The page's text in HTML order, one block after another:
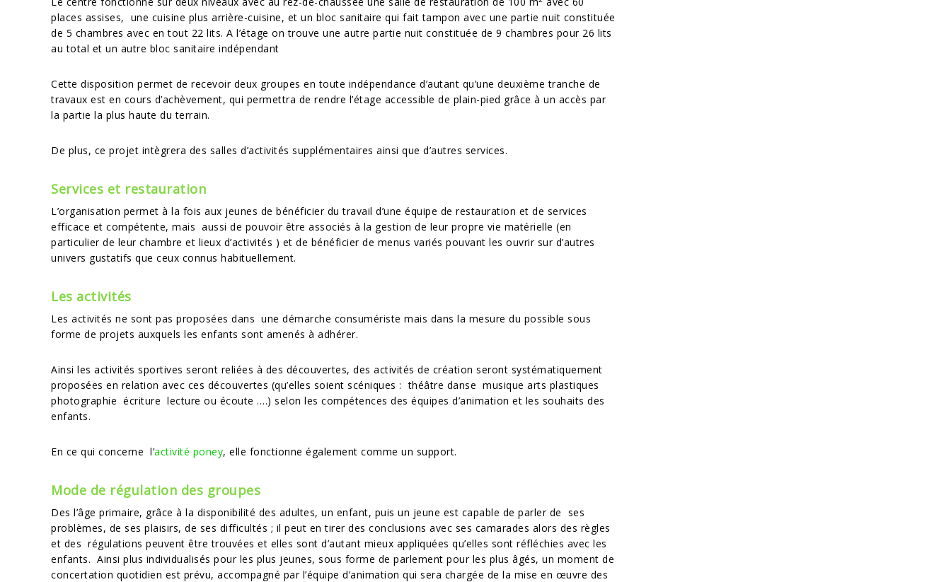
places assises, une cuisine plus arrière-cuisine, et un bloc sanitaire qui fait tampon avec une partie nuit constituée
de 5 chambres avec en tout 22 lits. A l’étage on trouve une autre partie nuit constituée de 9 chambres pour 26 lits
au total et un autre bloc sanitaire indépendant
Cette disposition permet de recevoir deux groupes en toute indépendance d’autant qu’une deuxième tranche de
travaux est en cours d’achèvement, qui permettra de rendre l’étage accessible de plain-pied grâce à un accès par
la partie la plus haute du terrain.
De plus, ce projet intègrera des salles d’activités supplémentaires ainsi que d’autres services.
Services et restauration
L’organisation permet à la fois aux jeunes de bénéficier du travail d’une équipe de restauration et de services
efficace et compétente, mais aussi de pouvoir être associés à la gestion de leur propre vie matérielle (en
particulier de leur chambre et lieux d’activités ) et de bénéficier de menus variés pouvant les ouvrir sur d’autres
univers gustatifs que ceux connus habituellement.
Les activités
Les activités ne sont pas proposées dans une démarche consumériste mais dans la mesure du possible sous
forme de projets auxquels les enfants sont amenés à adhérer.
Ainsi les activités sportives seront reliées à des découvertes, des activités de création seront systématiquement
proposées en relation avec ces découvertes (qu’elles soient scéniques : théâtre danse musique arts plastiques
photographie écriture lecture ou écoute ….) selon les compétences des équipes d’animation et les souhaits des
enfants.
En ce qui concerne l’activité poney, elle fonctionne également comme un support.
Mode de régulation des groupes
Des l’âge primaire, grâce à la disponibilité des adultes, un enfant, puis un jeune est capable de parler de ses
problèmes, de ses plaisirs, de ses difficultés ; il peut en tirer des conclusions avec ses camarades alors des règles
et des régulations peuvent être trouvées et elles sont d’autant mieux appliquées qu’elles sont réfléchies avec les
enfants. Ainsi plus individualisés pour les plus jeunes, sous forme de parlement pour les plus âgés, un moment de
concertation quotidien est prévu, accompagné par l’équipe d’animation qui sera chargée de la mise en œuvre des